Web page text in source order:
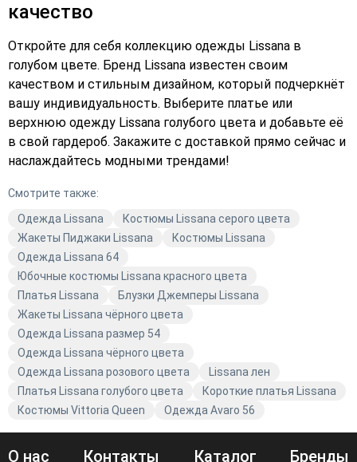
качество
Откройте для себя коллекцию одежды Lissana в
голубом цвете. Бренд Lissana известен своим
качеством и стильным дизайном, который подчеркнёт
вашу индивидуальность. Выберите платье или
верхнюю одежду Lissana голубого цвета и добавьте её
в свой гардероб. Закажите с доставкой прямо сейчас и
наслаждайтесь модными трендами!
Смотрите также:
Одежда Lissana
Костюмы Lissana серого цвета
Жакеты Пиджаки Lissana
Костюмы Lissana
Одежда Lissana 64
Юбочные костюмы Lissana красного цвета
Платья Lissana
Блузки Джемперы Lissana
Жакеты Lissana чёрного цвета
Одежда Lissana размер 54
Одежда Lissana чёрного цвета
Одежда Lissana розового цвета
Lissana лен
Платья Lissana голубого цвета
Короткие платья Lissana
Костюмы Vittoria Queen
Одежда Avaro 56
О нас Контакты Каталог Бренды